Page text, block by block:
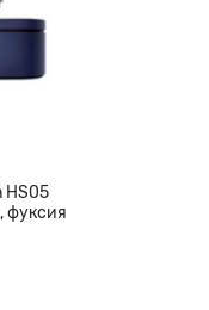
HS05
фуксия